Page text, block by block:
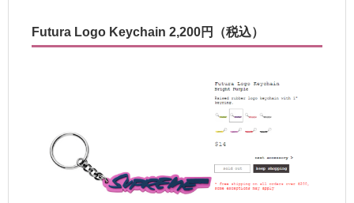
Futura Logo Keychain 2,200円（税込）